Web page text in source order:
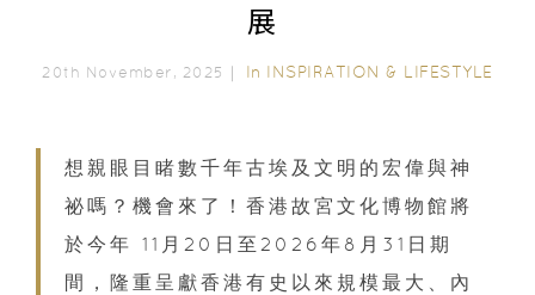
展
20th November, 2025｜ In INSPIRATION & LIFESTYLE
想親眼目睹數千年古埃及文明的宏偉與神
祕嗎？機會來了！香港故宮文化博物館將
於今年 11月20日至2026年8月31日期
間，隆重呈獻香港有史以來規模最大、內